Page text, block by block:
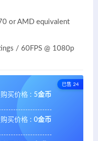
or AMD equivalent
/ 60FPS @ 1080p
已售 24
买价格 : 5金币
买价格 : 0金币